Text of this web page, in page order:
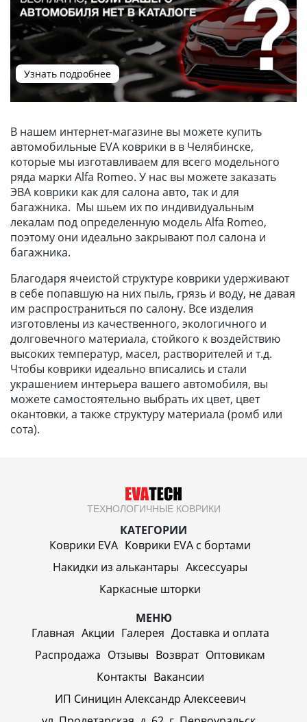
Узнать подробнее
В нашем интернет-магазине вы можете купить
автомобильные EVA коврики в в Челябинске,
которые мы изготавливаем для всего модельного
ряда марки Alfa Romeo. У нас вы можете заказать
ЭВА коврики как для салона авто, так и для
багажника. Мы шьем их по индивидуальным
лекалам под определенную модель Alfa Romeo,
поэтому они идеально закрывают пол салона и
багажника.
Благодаря ячеистой структуре коврики удерживают
в себе попавшую на них пыль, грязь и воду, не давая
им распространиться по салону. Все изделия
изготовлены из качественного, экологичного и
долговечного материала, стойкого к воздействию
высоких температур, масел, растворителей и т.д.
Чтобы коврики идеально вписались и стали
украшением интерьера вашего автомобиля, вы
можете самостоятельно выбрать их цвет, цвет
окантовки, а также структуру материала (ромб или
сота).
ТЕХНОЛОГИЧНЫЕ КОВРИКИ
КАТЕГОРИИ
Коврики EVA Коврики EVA c бортами
Накидки из алькантары Аксессуары
Каркасные шторки
МЕНЮ
Главная Акции Галерея Доставка и оплата
Распродажа Отзывы Возврат Оптовикам
Контакты Вакансии
ИП Синицин Александр Алексеевич